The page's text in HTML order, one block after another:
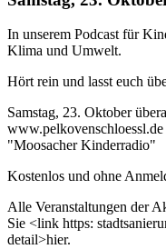
In unserem Podcast für
Klima und Umwelt.
Hört rein und lasst euch
Samstag, 23. Oktober
"Moosacher Kinderradio"
Kostenlos und ohne
Alle Veranstaltungen der
Sie <link https:
detail>hier.